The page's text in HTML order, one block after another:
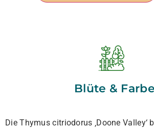
Blüte & Farbe
Die Thymus citriodorus ‚Doone Valley‘